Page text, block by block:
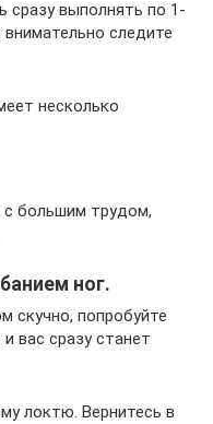
сразу выполнять по 1-
следите
несколько
с большим трудом,
ног.
скучно, попробуйте
вас сразу станет
локтю. Вернитесь в